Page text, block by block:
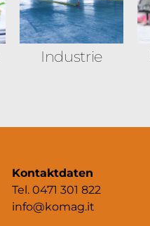
Industrie
Kontaktdaten
Tel. 0471 301 822
info@komag.it